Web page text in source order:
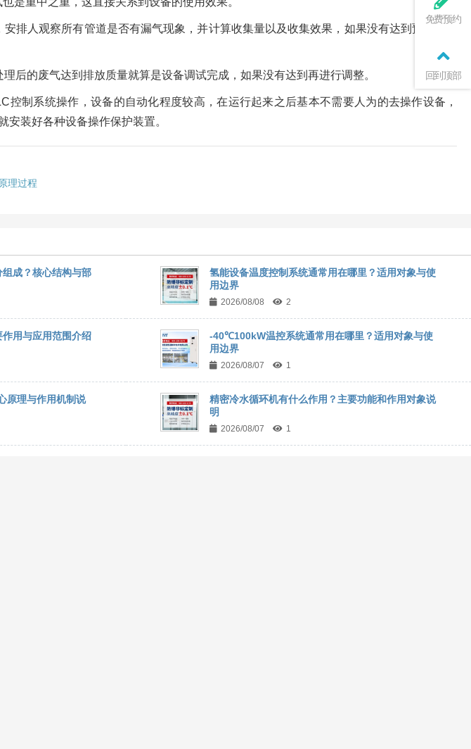
排人观察所有管道是否有漏气现象，并计算收集量以及收集效果，如果没有达到预想结果
后的废气达到排放质量就算是设备调试完成，如果没有达到再进行调整。
控制系统操作，设备的自动化程度较高，在运行起来之后基本不需要人为的去操作设备，
安装好各种设备操作保护装置。
理过程
成？核心结构与部
氢能设备温度控制系统通常用在哪里？适用对象与使
用边界
2026/08/08 2
用与应用范围介绍
-40℃100kW温控系统通常用在哪里？适用对象与使
用边界
2026/08/07 1
原理与作用机制说
精密冷水循环机有什么作用？主要功能和作用对象说
明
2026/08/07 1
免费预约
回到顶部